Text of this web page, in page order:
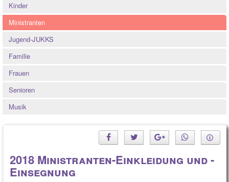
Gremien
Angebote
Ökumene
Gelebter Glaube
Quintessenz
Spirituelles
Kinder
Ministranten
Jugend-JUKKS
Familie
Frauen
Senioren
Musik
2018 Ministranten-Einkleidung und -
Einsegnung